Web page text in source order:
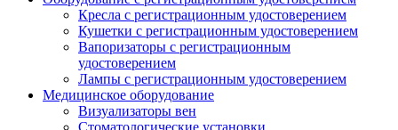
Кресла с регистрационным удостоверением
Кушетки с регистрационным удостоверением
Вапоризаторы с регистрационным
удостоверением
Лампы с регистрационным удостоверением
Медицинское оборудование
Визуализаторы вен